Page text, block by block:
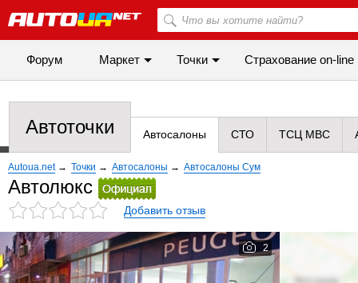
Форум Маркет Точки Cтрахование on-line
Автоточки Автосалоны СТО ТСЦ МВС
Autoua.net → Точки → Автосалоны → Автосалоны Сум
Автолюкс
Добавить отзыв
2